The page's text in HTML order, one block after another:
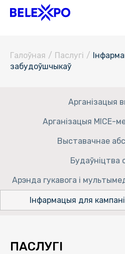
Галоўная / Паслугi /
забудоўшчыкаў
Арганізацыя
Арганізацыя MICE-
Выставачнае
Будаўніцтва
Арэнда гукавога і
Інфармацыя для
ПАСЛУГІ